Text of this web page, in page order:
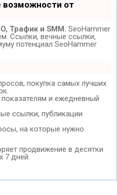
от
Трафик и SMM. SeoHammer
Ссылки, вечные ссылки,
потенциал SeoHammer
покупка самых лучших
и ежедневный
ссылки, публикации
на которые нужно
продвижение в десятки
7 дней.